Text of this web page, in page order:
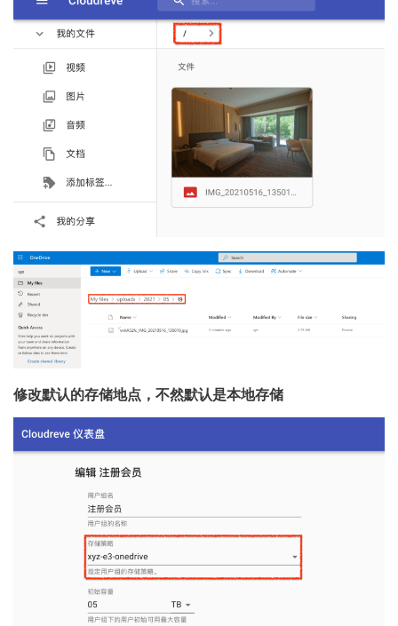
修改默认的存储地点，不然默认是本地存储